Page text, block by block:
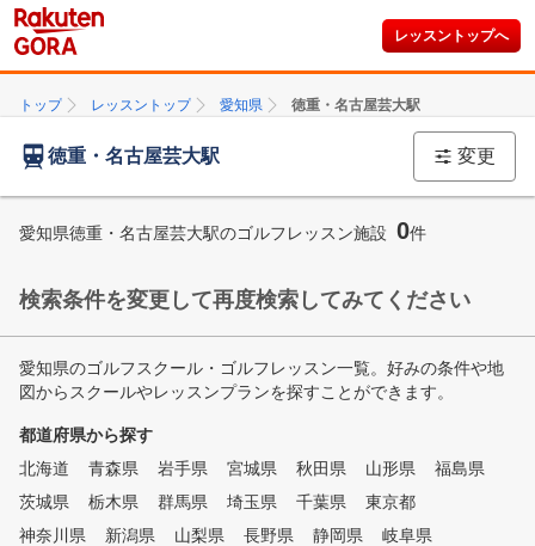
レッスントップへ
トップ レッスントップ 愛知県 徳重・名古屋芸大駅
徳重・名古屋芸大駅 変更
愛知県徳重・名古屋芸大駅のゴルフレッスン施設 0件
検索条件を変更して再度検索してみてください
愛知県のゴルフスクール・ゴルフレッスン一覧。好みの条件や地
図からスクールやレッスンプランを探すことができます。
都道府県から探す
北海道
青森県 岩手県 宮城県 秋田県 山形県
福島県
茨城県
栃木県 群馬県 埼玉県 千葉県
東京都
神奈川県
新潟県 山梨県 長野県 静岡県
岐阜県